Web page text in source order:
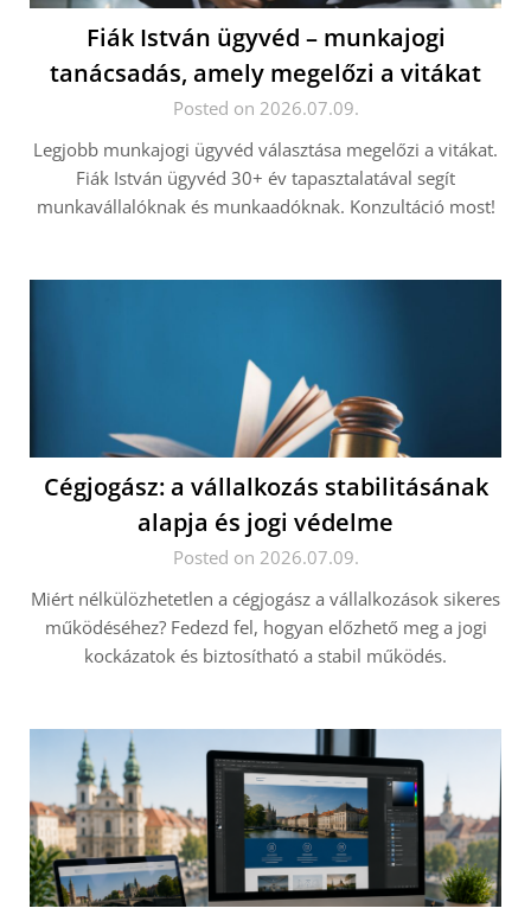
Fiák István ügyvéd – munkajogi
tanácsadás, amely megelőzi a vitákat
Posted on 2026.07.09.
Legjobb munkajogi ügyvéd választása megelőzi a vitákat.
Fiák István ügyvéd 30+ év tapasztalatával segít
munkavállalóknak és munkaadóknak. Konzultáció most!
Cégjogász: a vállalkozás stabilitásának
alapja és jogi védelme
Posted on 2026.07.09.
Miért nélkülözhetetlen a cégjogász a vállalkozások sikeres
működéséhez? Fedezd fel, hogyan előzhető meg a jogi
kockázatok és biztosítható a stabil működés.